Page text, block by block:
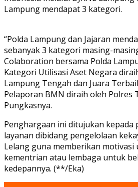
Lampung mendapat 3 kategori.
“Polda Lampung dan Jajaran
sebanyak 3 kategori masing-
Colaboration bersama Polda
Kategori Utilisasi Aset Negara
Lampung Tengah dan Juara
Pelaporan BMN diraih oleh Polres
Pungkasnya.
Penghargaan ini ditujukan kepada
layanan dibidang pengelolaan
Lelang guna memberikan
kementrian atau lembaga untuk
kedepannya. (**/Eka)